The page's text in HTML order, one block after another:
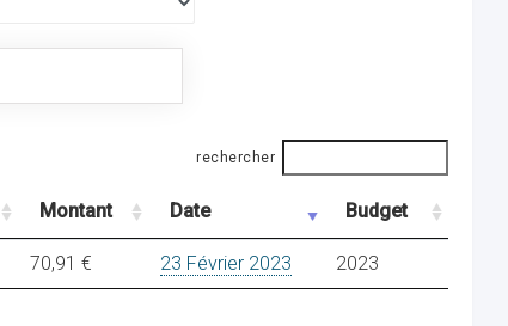
rechercher
Montant Date Budget
70,91 € 23 Février 2023 2023